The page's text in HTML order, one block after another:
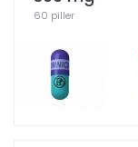
60 piller